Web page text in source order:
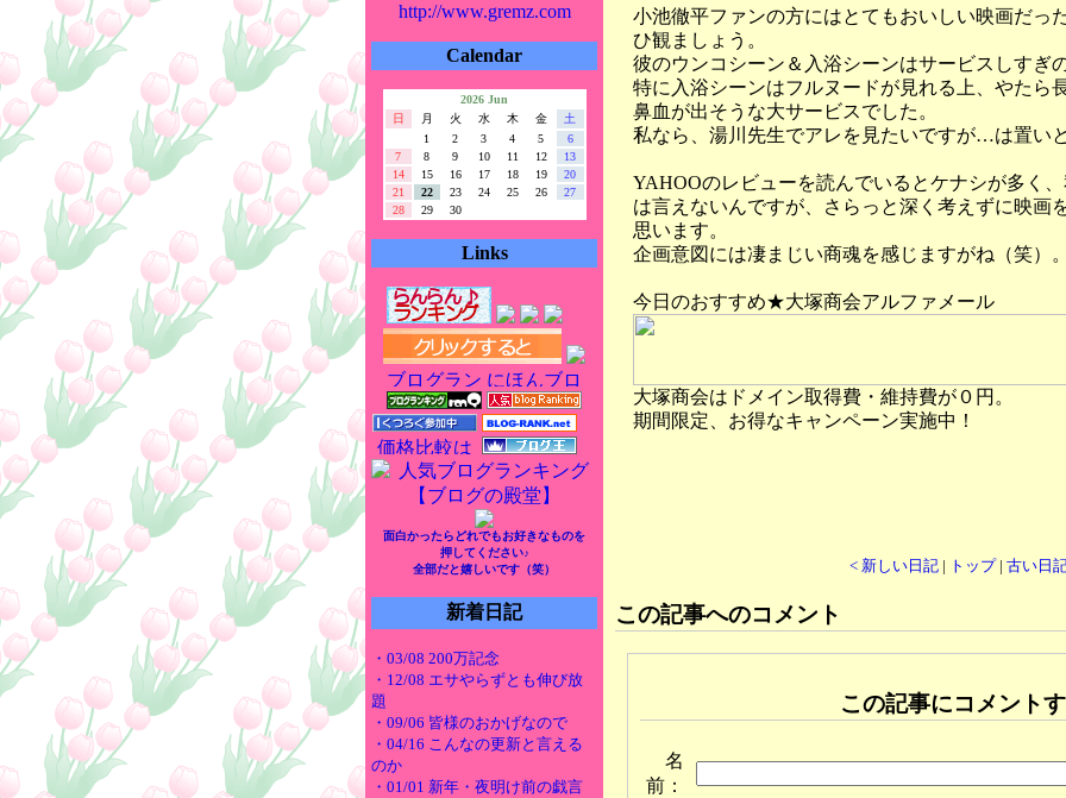
http://www.gremz.com
Calendar
2026 Jun
日
月 火 水 木 金
土
1
2 3 4 5
6
7
8 9 10 11 12
13
14
15 16 17 18 19
20
21
22 23 24 25 26
27
28
29 30
Links
面白かったらどれでもお好きなものを
押してください♪
全部だと嬉しいです（笑）
新着日記
・03/08 200万記念
・12/08 エサやらずとも伸び放
題
・09/06 皆様のおかげなので
・04/16 こんなの更新と言える
のか
・01/01 新年・夜明け前の戯言
小池徹平ファンの方にはとてもおいしい映画だっ
ひ観ましょう。
彼のウンコシーン＆入浴シーンはサービスしすぎ
特に入浴シーンはフルヌードが見れる上、やたら
鼻血が出そうな大サービスでした。
私なら、湯川先生でアレを見たいですが…は置い
YAHOOのレビューを読んでいるとケナシが多く
は言えないんですが、さらっと深く考えずに映画
思います。
企画意図には凄まじい商魂を感じますがね（笑）
今日のおすすめ★大塚商会アルファメール
大塚商会はドメイン取得費・維持費が０円。
期間限定、お得なキャンペーン実施中！
< 新しい日記| トップ| 古い日
この記事へのコメント
この記事にコメント
名
前：